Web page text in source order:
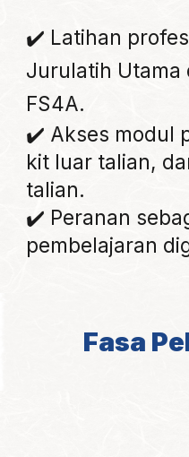
✔️ Latihan
Jurulatih Utama
FS4A.
✔️ Akses modul
kit luar talian,
talian.
✔️ Peranan
pembelajaran
Fasa